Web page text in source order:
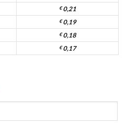
€0,21
€0,19
€0,18
€0,17